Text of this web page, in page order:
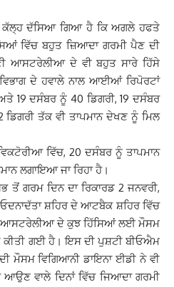
ਕੱਲ੍ਹ ਦੱਸਿਆ ਗਿਆ ਹੈ ਕਿ ਅਗਲੇ ਹਫਤੇ
ਵਿੱਚ ਬਹੁਤ ਜ਼ਿਆਦਾ ਗਰਮੀ ਪੈਣ ਦੀ
ਆਸਟਰੇਲੀਆ ਦੇ ਵੀ ਬਹੁਤ ਸਾਰੇ ਹਿੱਸੇ
ਦੇ ਹਵਾਲੇ ਨਾਲ ਆਈਆਂ ਰਿਪੋਰਟਾਂ
19 ਦਸੰਬਰ ਨੂੰ 40 ਡਿਗਰੀ, 19 ਦਸੰਬਰ
ਤੱਕ ਵੀ ਤਾਪਮਾਨ ਦੇਖਣ ਨੂੰ ਮਿਲ
ਵਿੱਚ, 20 ਦਸੰਬਰ ਨੂੰ ਤਾਪਮਾਨ
ਲਗਾਇਆ ਜਾ ਰਿਹਾ ਹੈ।
ਗਰਮ ਦਿਨ ਦਾ ਰਿਕਾਰਡ 2 ਜਨਵਰੀ,
ਸ਼ਹਿਰ ਦੇ ਆਟਬੈਕ ਸ਼ਹਿਰ ਵਿੱਚ
ਆਸਟਰੇਲੀਆ ਦੇ ਕੁਝ ਹਿੱਸਿਆਂ ਲਈ ਮੌਸਮ
ਕੀਤੀ ਗਈ ਹੈ। ਇਸ ਦੀ ਪੁਸ਼ਟੀ ਬੀਓਐਮ
ਮੌਸਮ ਵਿਗਿਆਨੀ ਡਾਇਨਾ ਈਡੀ ਨੇ ਵੀ
ਆਉਣ ਵਾਲੇ ਦਿਨਾਂ ਵਿੱਚ ਜਿਆਦਾ ਗਰਮੀ